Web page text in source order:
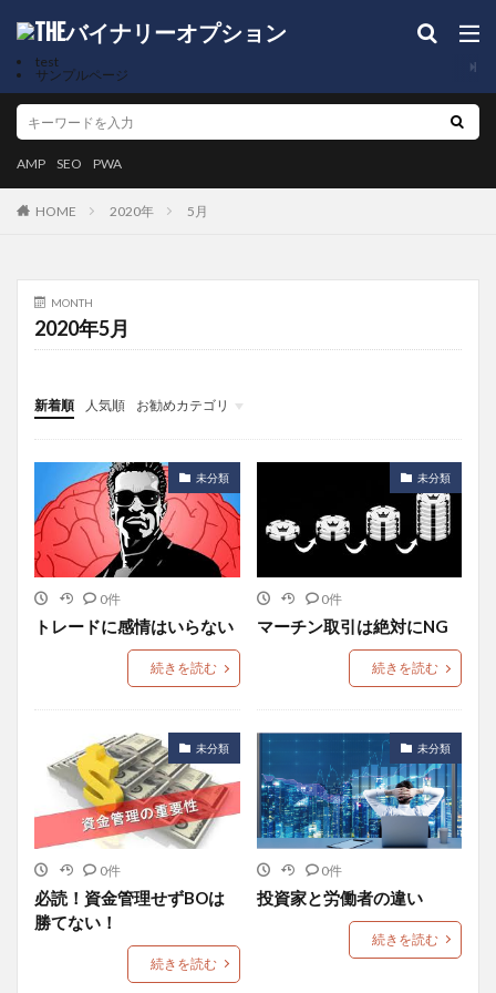
test
サンプルページ
AMP SEO PWA
HOME 2020年 5月
MONTH
2020年5月
新着順 人気順 お勧めカテゴリ
未分類
0件
トレードに感情はいらない
続きを読む
未分類
0件
マーチン取引は絶対にNG
続きを読む
未分類
0件
必読！資金管理せずBOは
勝てない！
続きを読む
未分類
0件
投資家と労働者の違い
続きを読む